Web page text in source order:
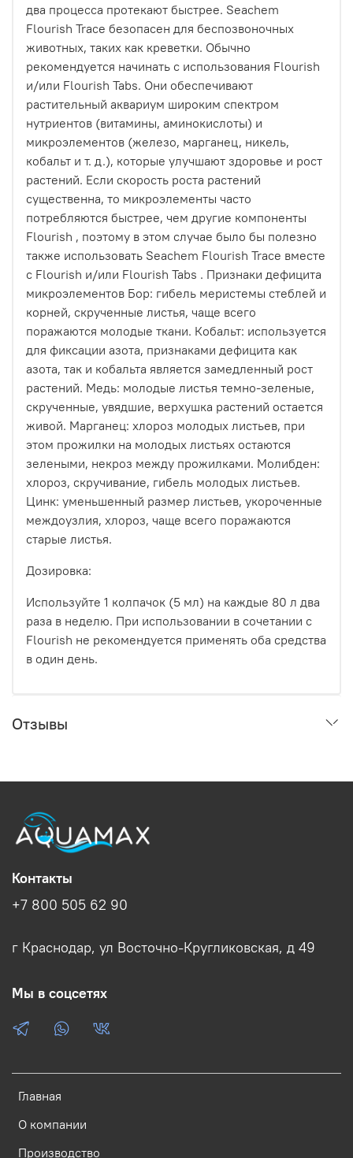
два процесса протекают быстрее. Seachem
Flourish Trace безопасен для беспозвоночных
животных, таких как креветки. Обычно
рекомендуется начинать с использования Flourish
и/или Flourish Tabs. Они обеспечивают
растительный аквариум широким спектром
нутриентов (витамины, аминокислоты) и
микроэлементов (железо, марганец, никель,
кобальт и т. д.), которые улучшают здоровье и рост
растений. Если скорость роста растений
существенна, то микроэлементы часто
потребляются быстрее, чем другие компоненты
Flourish , поэтому в этом случае было бы полезно
также использовать Seachem Flourish Trace вместе
с Flourish и/или Flourish Tabs . Признаки дефицита
микроэлементов Бор: гибель меристемы стеблей и
корней, скрученные листья, чаще всего
поражаются молодые ткани. Кобальт: используется
для фиксации азота, признаками дефицита как
азота, так и кобальта является замедленный рост
растений. Медь: молодые листья темно-зеленые,
скрученные, увядшие, верхушка растений остается
живой. Марганец: хлороз молодых листьев, при
этом прожилки на молодых листьях остаются
зелеными, некроз между прожилками. Молибден:
хлороз, скручивание, гибель молодых листьев.
Цинк: уменьшенный размер листьев, укороченные
междоузлия, хлороз, чаще всего поражаются
старые листья.
Дозировка:
Используйте 1 колпачок (5 мл) на каждые 80 л два
раза в неделю. При использовании в сочетании с
Flourish не рекомендуется применять оба средства
в один день.
Отзывы
Главная
О компании
Производство
Контакты
+7 800 505 62 90
г Краснодар, ул Восточно-Кругликовская, д 49
Мы в соцсетях